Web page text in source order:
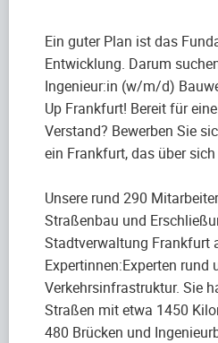
Ein guter Plan ist das
Entwicklung. Darum
Ingenieur:in (w/m/d)
Up Frankfurt! Bereit für
Verstand? Bewerben Sie
ein Frankfurt, das über
Unsere rund 290
Straßenbau und
Stadtverwaltung Frankfurt
Expertinnen:Experten rund
Verkehrsinfrastruktur. Sie
Straßen mit etwa 1450
480 Brücken und